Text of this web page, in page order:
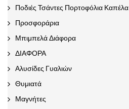
Ποδιές Τσάντες Πορτοφόλια Καπέλα
Προσφοράρια
Μπιμπελά Διάφορα
ΔΙΑΦΟΡΑ
Αλυσίδες Γυαλιών
Θυμιατά
Μαγνήτες